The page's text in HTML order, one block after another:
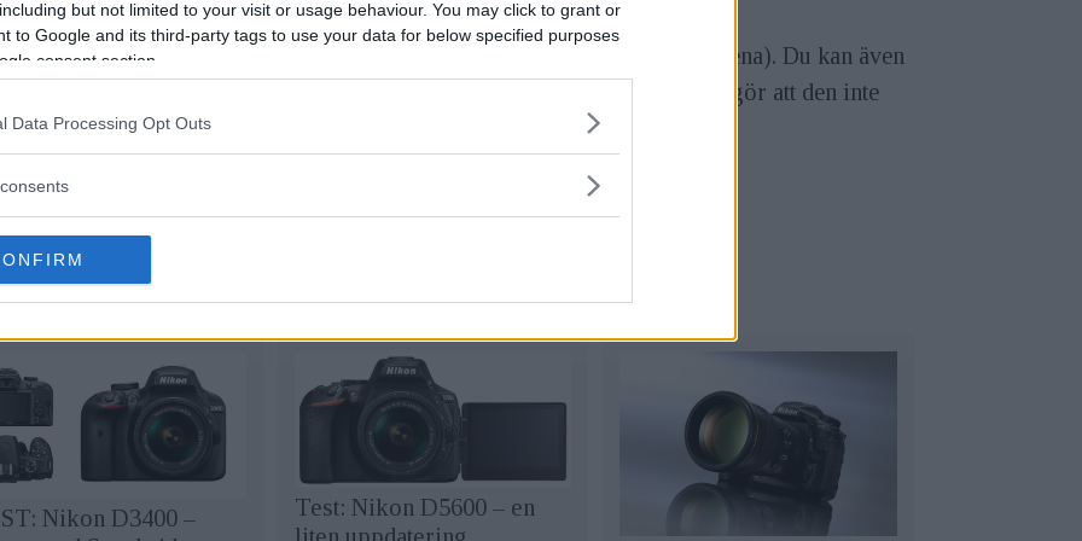
but not limited to your visit or usage behaviour. You may click to grant or
to Google and its third-party tags to use your data for below specified purposes
consent section.
Data Processing Opt Outs
styra kompatibla systemkameror helt manuellt (men även P, S, A-lägena). Du kan även
via appen. Snapbridge har nu även ett strömsparläge vilket gör att den inte
du har appen igång men inte är kopplad mot en kamera.
Google play och App store.
Nikon D3400 –
Test: Nikon D5600 – en